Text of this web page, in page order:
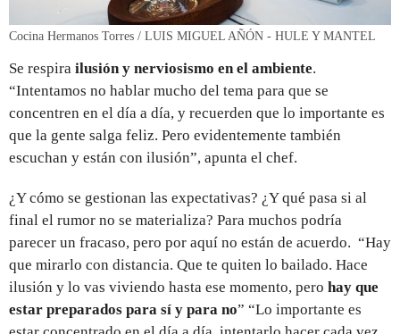
Cocina Hermanos Torres / LUIS MIGUEL AÑÓN - HULE Y MANTEL
Se respira ilusión y nerviosismo en el ambiente.
“Intentamos no hablar mucho del tema para que se
concentren en el día a día, y recuerden que lo importante es
que la gente salga feliz. Pero evidentemente también
escuchan y están con ilusión”, apunta el chef.
¿Y cómo se gestionan las expectativas? ¿Y qué pasa si al
final el rumor no se materializa? Para muchos podría
parecer un fracaso, pero por aquí no están de acuerdo. “Hay
que mirarlo con distancia. Que te quiten lo bailado. Hace
ilusión y lo vas viviendo hasta ese momento, pero hay que
estar preparados para sí y para no” “Lo importante es